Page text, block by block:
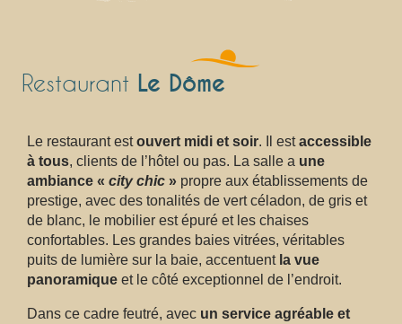
Restaurant Le Dôme
Le restaurant estouvert midi et soir. Il estaccessible
à tous, clients de l’hôtel ou pas. La salle a une
ambiance « city chic » propre aux établissements de
prestige, avec des tonalités de vert céladon, de gris et
de blanc, le mobilier est épuré et les chaises
confortables. Les grandes baies vitrées, véritables
puits de lumière sur la baie, accentuent la vue
panoramique et le côté exceptionnel de l’endroit.
Dans ce cadre feutré, avec un service agréable et